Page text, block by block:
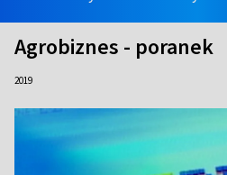
Agrobiznes - poranek
2019